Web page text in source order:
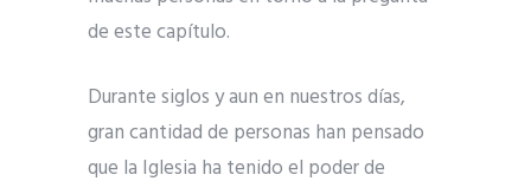
de este capítulo.
Durante siglos y aun en nuestros días,
gran cantidad de personas han pensado
que la Iglesia ha tenido el poder de